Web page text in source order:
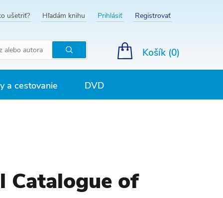
ušetriť? Hľadám knihu Prihlásiť Registrovať
Hľadať
Košík (0)
a cestovanie DVD
Catalogue of